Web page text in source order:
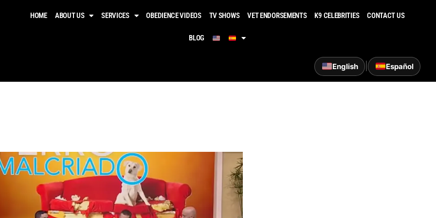
HOME ABOUT US SERVICES OBEDIENCE VIDEOS​ TV SHOWS VET ENDORSEMENTS K9 CELEBRITIES CONTACT US
BLOG
English | Español